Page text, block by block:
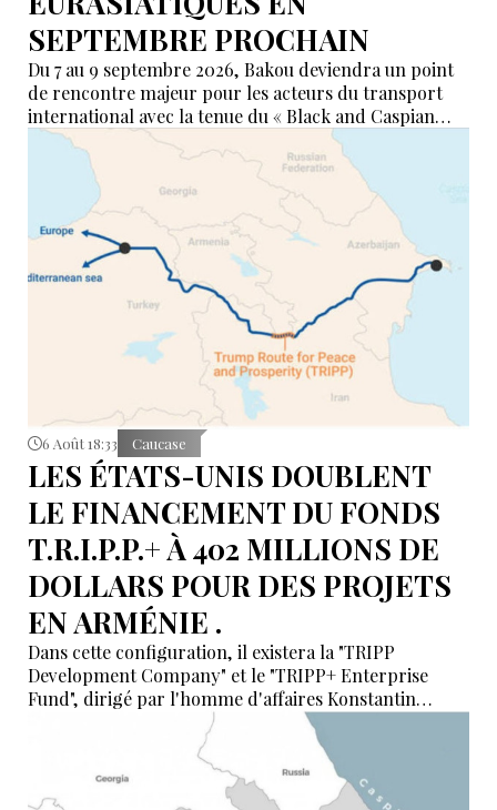
SEPTEMBRE PROCHAIN
Du 7 au 9 septembre 2026, Bakou deviendra un point
de rencontre majeur pour les acteurs du transport
international avec la tenue du « Black and Caspian
Freight Forum 2026 ». L’événement réunira des
représentants des ports, du transport maritime, du
ferroviaire, de la logistique et des institutions
financières afin de discuter de l’avenir des corridors
reliant l’Asie, la mer Caspienne, la région de la mer
Noire et l’Europe.
6 Août 18:33 Caucase
LES ÉTATS-UNIS DOUBLENT
LE FINANCEMENT DU FONDS
T.R.I.P.P.+ À 402 MILLIONS DE
DOLLARS POUR DES PROJETS
EN ARMÉNIE .
Dans cette configuration, il existera la "TRIPP
Development Company" et le "TRIPP+ Enterprise
Fund", dirigé par l'homme d'affaires Konstantin